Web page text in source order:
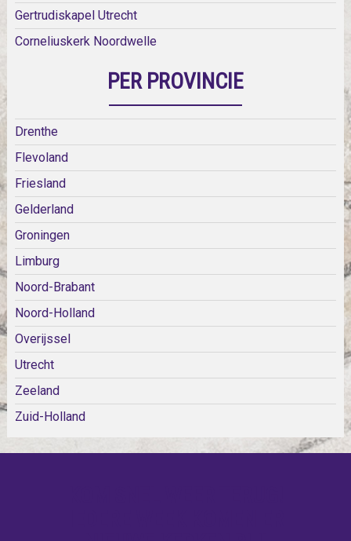
Gertrudiskapel Utrecht
Corneliuskerk Noordwelle
PER PROVINCIE
Drenthe
Flevoland
Friesland
Gelderland
Groningen
Limburg
Noord-Brabant
Noord-Holland
Overijssel
Utrecht
Zeeland
Zuid-Holland